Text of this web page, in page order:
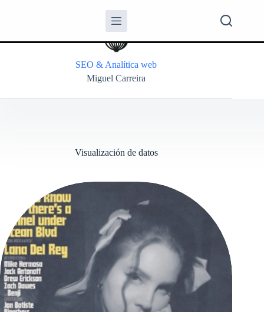
SEO & Analítica web
Miguel Carreira
Visualización de datos